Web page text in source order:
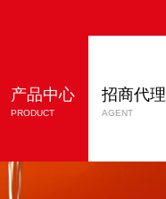
产品中心
PRODUCT
招商代理
AGENT